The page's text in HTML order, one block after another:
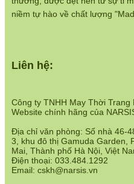
https://www.narsis.vn/
Công ty TNHH May Thời Trang
Website chính hãng của
Địa chỉ văn phòng: Số nhà 46-
3, khu đô thị Gamuda Garden,
Mai, Thành phố Hà Nội, Việt
Điện thoại: 033.484.1292
Email: cskh@narsis.vn
Liên hệ:
niềm tự hào về chất lượng